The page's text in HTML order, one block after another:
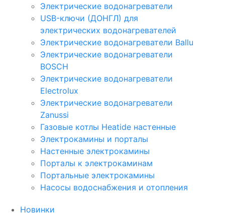
Электрические водонагреватели
USB-ключи (ДОНГЛ) для
электрических водонагревателей
Электрические водонагреватели Ballu
Электрические водонагреватели
BOSCH
Электрические водонагреватели
Electrolux
Электрические водонагреватели
Zanussi
Газовые котлы Heatide настенные
Электрокамины и порталы
Настенные электрокамины
Порталы к электрокаминам
Портальные электрокамины
Насосы водоснабжения и отопления
Новинки